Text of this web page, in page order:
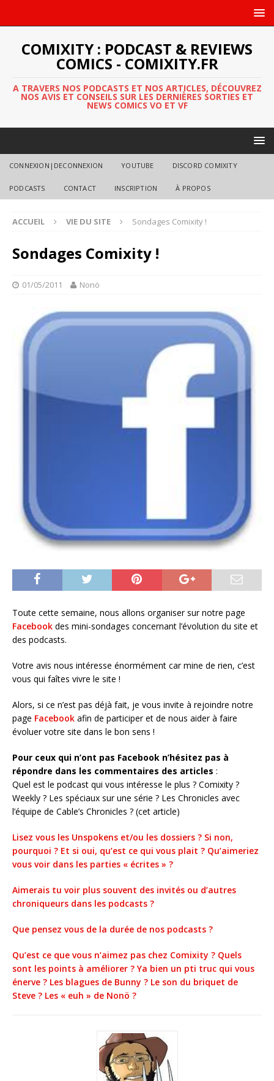
COMIXITY : PODCAST & REVIEWS
COMICS - COMIXITY.FR
A TRAVERS NOS PODCASTS ET NOS ARTICLES, DÉCOUVREZ
NOS AVIS ET CONSEILS SUR LES DERNIÈRES SORTIES ET
NEWS COMICS VO ET VF
CONNEXION|DECONNEXION YOUTUBE DISCORD COMIXITY
PODCASTS CONTACT INSCRIPTION À PROPOS
ACCUEIL VIE DU SITE Sondages Comixity !
Sondages Comixity !
01/05/2011 Nonö
Toute cette semaine, nous allons organiser sur notre page
Facebook des mini-sondages concernant l’évolution du site et
des podcasts.
Votre avis nous intéresse énormément car mine de rien, c’est
vous qui faîtes vivre le site !
Alors, si ce n’est pas déjà fait, je vous invite à rejoindre notre
page Facebook afin de participer et de nous aider à faire
évoluer votre site dans le bon sens !
Pour ceux qui n’ont pas Facebook n’hésitez pas à
répondre dans les commentaires des articles :
Quel est le podcast qui vous intéresse le plus ? Comixity ?
Weekly ? Les spéciaux sur une série ? Les Chronicles avec
l’équipe de Cable’s Chronicles ? (cet article)
Lisez vous les Unspokens et/ou les dossiers ? Si non,
pourquoi ? Et si oui, qu’est ce qui vous plait ? Qu’aimeriez
vous voir dans les parties « écrites » ?
Aimerais tu voir plus souvent des invités ou d’autres
chroniqueurs dans les podcasts ?
Que pensez vous de la durée de nos podcasts ?
Qu’est ce que vous n’aimez pas chez Comixity ? Quels
sont les points à améliorer ? Ya bien un pti truc qui vous
énerve ? Les blagues de Bunny ? Le son du briquet de
Steve ? Les « euh » de Nonö ?